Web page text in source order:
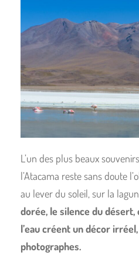
L’un des plus beaux
l’Atacama reste sans doute
au lever du soleil, sur la
dorée, le silence du
l’eau créent un décor
photographes.